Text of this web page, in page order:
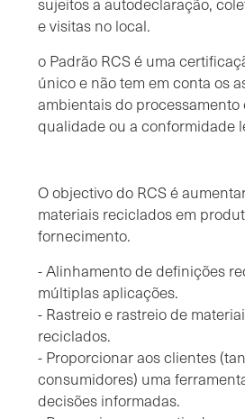
sujeitos a autodeclaração,
e visitas no local.
o Padrão RCS é uma
único e não tem em conta os
ambientais do processamento
qualidade ou a conformidade
O objectivo do RCS é
materiais reciclados em
fornecimento.
- Alinhamento de definições
múltiplas aplicações.
- Rastreio e rastreio de
reciclados.
- Proporcionar aos clientes
consumidores) uma
decisões informadas.